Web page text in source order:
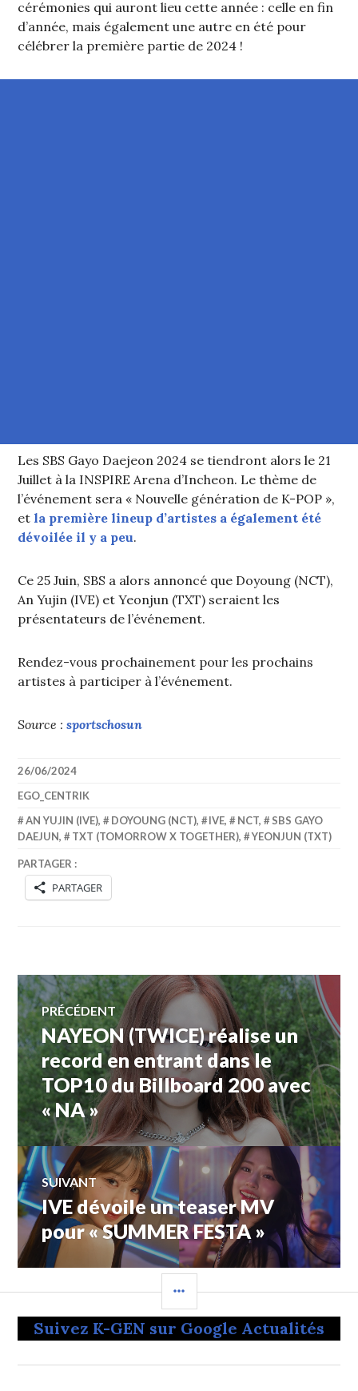
cérémonies qui auront lieu cette année : celle en fin
d’année, mais également une autre en été pour
célébrer la première partie de 2024 !
Les SBS Gayo Daejeon 2024 se tiendront alors le 21
Juillet à la INSPIRE Arena d’Incheon. Le thème de
l’événement sera « Nouvelle génération de K-POP »,
etla première lineup d’artistes a également été
dévoilée il y a peu.
Ce 25 Juin, SBS a alors annoncé que Doyoung (NCT),
An Yujin (IVE) et Yeonjun (TXT) seraient les
présentateurs de l’événement.
Rendez-vous prochainement pour les prochains
artistes à participer à l’événement.
Source :sportschosun
26/06/2024
EGO_CENTRIK
AN YUJIN (IVE), DOYOUNG (NCT), IVE, NCT,
SBS GAYO
DAEJUN, TXT (TOMORROW X TOGETHER), YEONJUN (TXT)
PARTAGER :
PARTAGER
Navigation
de
l’article
PRÉCÉDENT
Article
précédent :
NAYEON (TWICE) réalise un
record en entrant dans le
TOP10 du Billboard 200 avec
« NA »
SUIVANT
Article
Suivant:
IVE dévoile un teaser MV
pour « SUMMER FESTA »
LATÉRALE
Suivez K-GEN sur Google Actualités